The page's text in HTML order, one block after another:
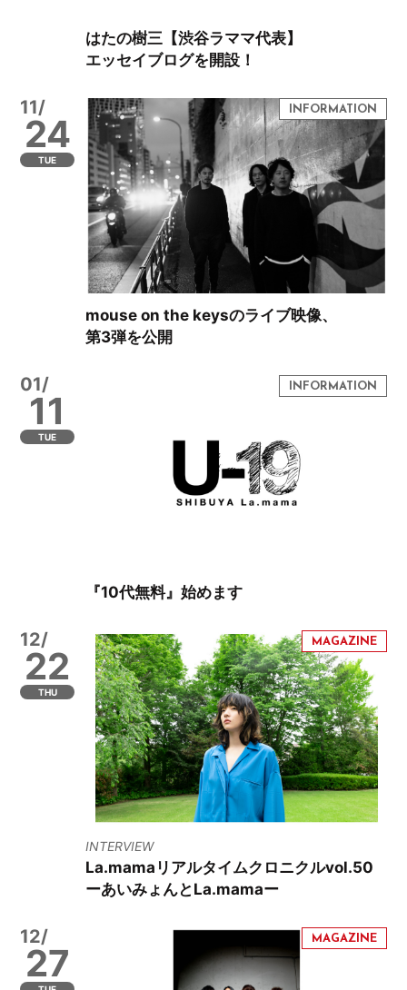
はたの樹三【渋谷ラママ代表】
エッセイブログを開設！
11/
24
TUE
mouse on the keysのライブ映像、
第3弾を公開
01/
11
TUE
『10代無料』始めます
12/
22
THU
INTERVIEW
La.mamaリアルタイムクロニクルvol.50
ーあいみょんとLa.mamaー
12/
27